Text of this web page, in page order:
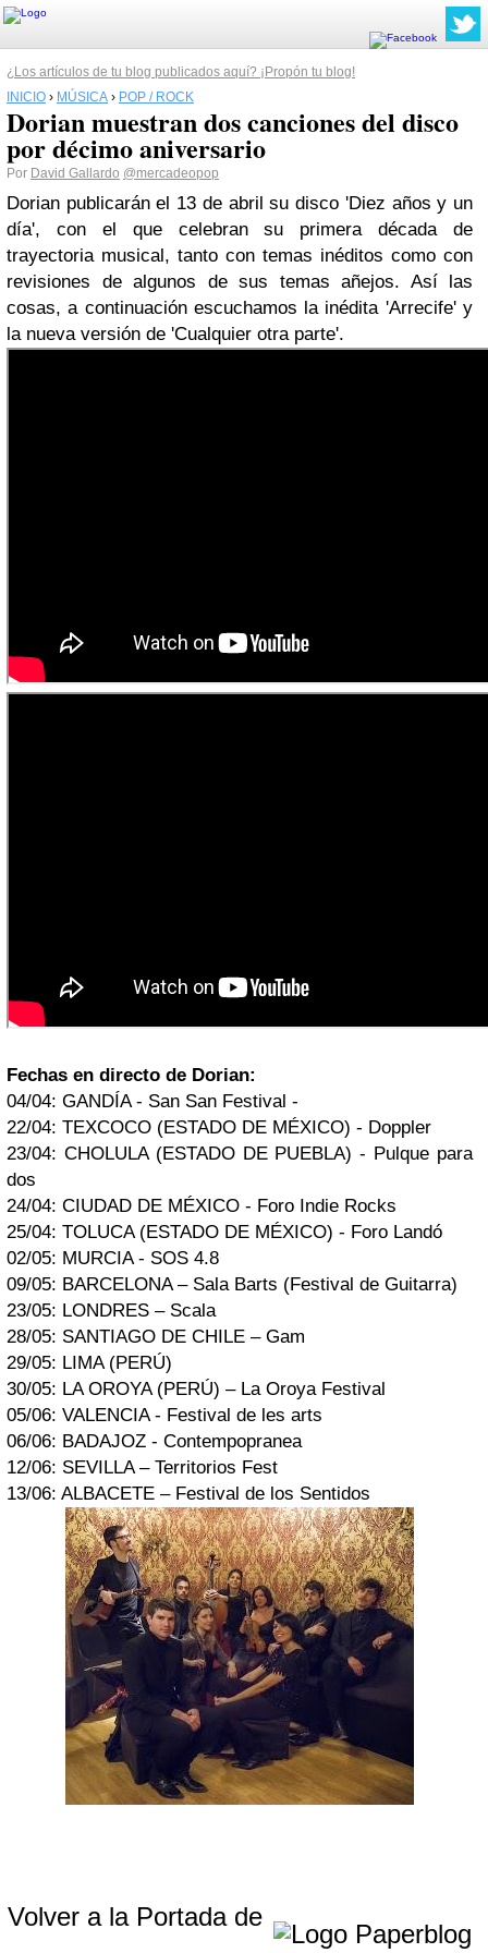
¿Los artículos de tu blog publicados aquí? ¡Propón tu blog!
INICIO › MÚSICA › POP / ROCK
Dorian muestran dos canciones del disco
por décimo aniversario
Por David Gallardo @mercadeopop
Dorian publicarán el 13 de abril su disco 'Diez años y un
día', con el que celebran su primera década de
trayectoria musical, tanto con temas inéditos como con
revisiones de algunos de sus temas añejos. Así las
cosas, a continuación escuchamos la inédita 'Arrecife' y
la nueva versión de 'Cualquier otra parte'.
Fechas en directo de Dorian:
04/04: GANDÍA - San San Festival -
22/04: TEXCOCO (ESTADO DE MÉXICO) - Doppler
23/04: CHOLULA (ESTADO DE PUEBLA) - Pulque para
dos
24/04: CIUDAD DE MÉXICO - Foro Indie Rocks
25/04: TOLUCA (ESTADO DE MÉXICO) - Foro Landó
02/05: MURCIA - SOS 4.8
09/05: BARCELONA – Sala Barts (Festival de Guitarra)
23/05: LONDRES – Scala
28/05: SANTIAGO DE CHILE – Gam
29/05: LIMA (PERÚ)
30/05: LA OROYA (PERÚ) – La Oroya Festival
05/06: VALENCIA - Festival de les arts
06/06: BADAJOZ - Contempopranea
12/06: SEVILLA – Territorios Fest
13/06: ALBACETE – Festival de los Sentidos
Volver a la Portada de